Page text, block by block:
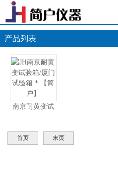
产品列表
南京耐黄变试
首页 末页